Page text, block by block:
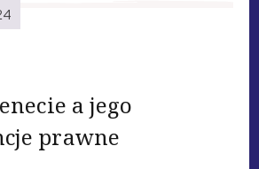
a jego
prawne